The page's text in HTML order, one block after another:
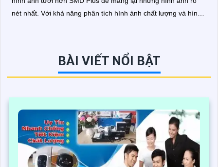
nét nhất. Với khả năng phân tích hình ảnh chất lượng và hình
BÀI VIẾT NỔI BẬT